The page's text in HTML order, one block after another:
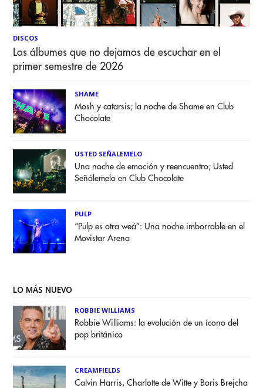
DISCOS
Los álbumes que no dejamos de escuchar en el
primer semestre de 2026
SHAME
Mosh y catarsis; la noche de Shame en Club
Chocolate
USTED SEÑALEMELO
Una noche de emoción y reencuentro; Usted
Señálemelo en Club Chocolate
PULP
“Pulp es otra weá”: Una noche imborrable en el
Movistar Arena
LO MÁS NUEVO
ROBBIE WILLIAMS
Robbie Williams: la evolución de un ícono del
pop británico
CREAMFIELDS
Calvin Harris, Charlotte de Witte y Boris Brejcha